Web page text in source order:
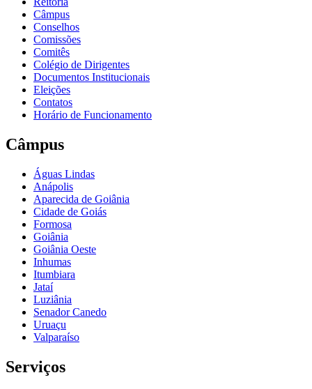
Câmpus
Conselhos
Comissões
Comitês
Colégio de Dirigentes
Documentos Institucionais
Eleições
Contatos
Horário de Funcionamento
Câmpus
Águas Lindas
Anápolis
Aparecida de Goiânia
Cidade de Goiás
Formosa
Goiânia
Goiânia Oeste
Inhumas
Itumbiara
Jataí
Luziânia
Senador Canedo
Uruaçu
Valparaíso
Serviços